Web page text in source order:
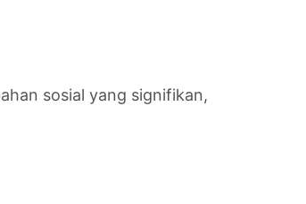
sosial yang signifikan,